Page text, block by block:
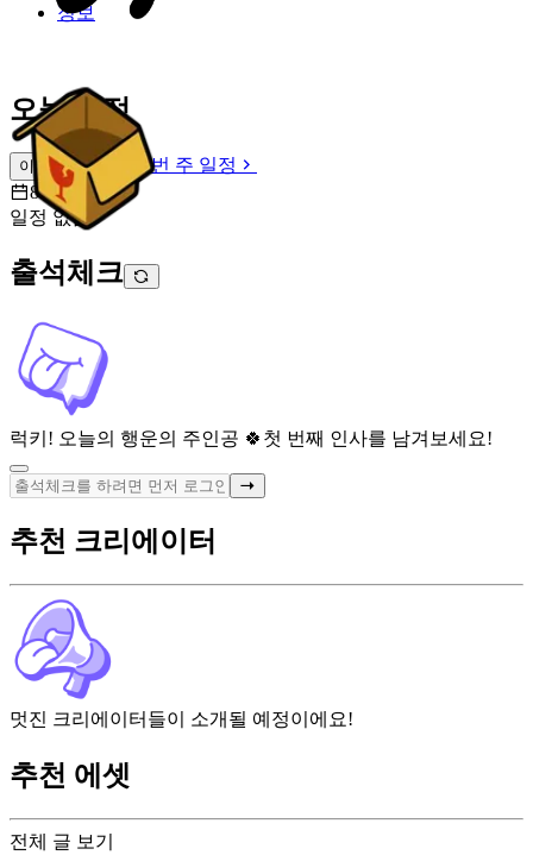
정보
오늘 일정
이번 주 일정
이번 주 일정
8월 9일 [일]
일정 없음
출석체크
럭키! 오늘의 행운의 주인공 🍀 첫 번째 인사를 남겨보세요!
전체 글 보기
추천 크리에이터
멋진 크리에이터들이 소개될 예정이에요!
추천 에셋